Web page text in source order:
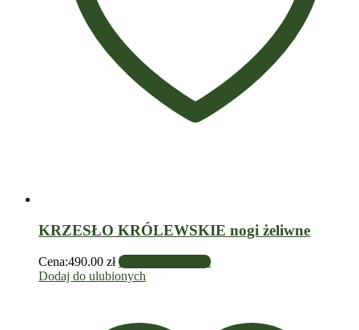
KRZESŁO KRÓLEWSKIE nogi żeliwne
Cena:490.00 zł Dodaj do koszyka
Dodaj do ulubionych